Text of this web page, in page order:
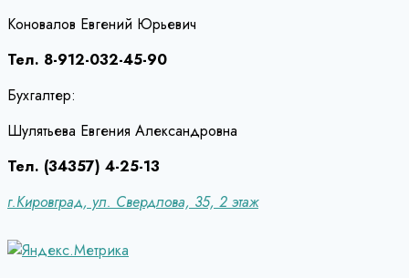
Коновалов Евгений Юрьевич
Тел. 8-912-032-45-90
Бухгалтер:
Шулятьева Евгения Александровна
Тел. (34357) 4-25-13
г.Кировград, ул. Свердлова, 35, 2 этаж